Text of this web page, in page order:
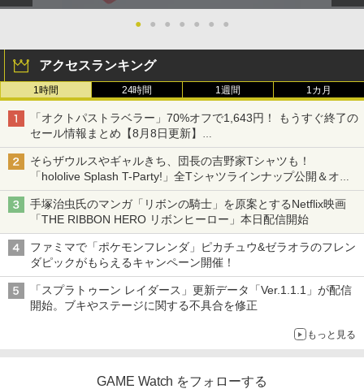
● ● ● ● ● ● ●
アクセスランキング
1時間 24時間 1週間 1カ月
「オクトパストラベラー」70%オフで1,643円！ もうすぐ終了の
セール情報まとめ【8月8日更新】
ニンテンドーeショップでは「大神 絶景版」が67%オフで990円
そらザウルスやギャルきち、団長の吉野家Tシャツも！
「hololive Splash T-Party!」全Tシャツラインナップ公開＆オン
ライン販売開始
手塚治虫氏のマンガ「リボンの騎士」を原案とするNetflix映画
「THE RIBBON HERO リボンヒーロー」本日配信開始
ファミマで「ポケモンフレンダ」ピカチュウ&ゼラオラのフレン
ダピックがもらえるキャンペーン開催！
「スプラトゥーン レイダース」更新データ「Ver.1.1.1」が配信
開始。ブキやステージに関する不具合を修正
もっと見る
GAME Watch をフォローする